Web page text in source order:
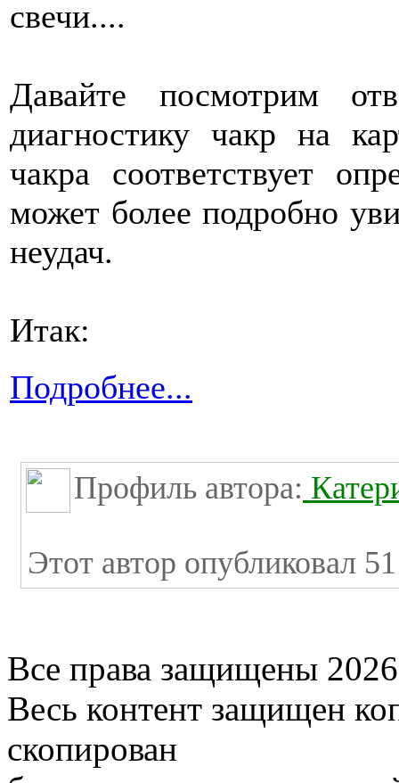
свечи....
Давайте посмотрим
диагностику чакр на
чакра соответствует
может более подробно
неудач.
Итак:
Подробнее...
Профиль автора:
Этот автор опубликовал
Все права защищены 2026
Весь контент защищен
скопирован